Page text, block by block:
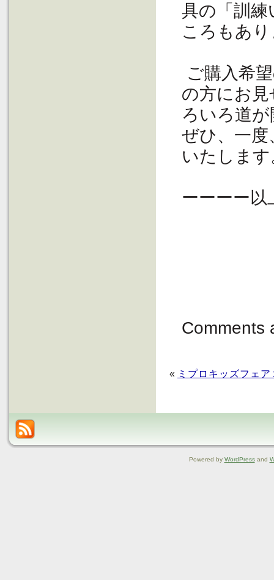
具の「訓
ころもあ
ご購入希
の方にお
ろいろ道
ぜひ、一
いたします
ーーーー以
Comments
« ミプロキッズフェ
Powered by WordPressand